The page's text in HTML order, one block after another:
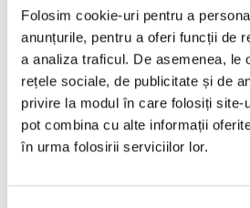
Folosim cookie-uri pentru a
anunțurile, pentru a oferi funcții de
a analiza traficul. De asemenea, le
rețele sociale, de publicitate și de
privire la modul în care folosiți site-
pot combina cu alte informații
în urma folosirii serviciilor lor.
Echipamentul a trecut cu succes
Naţională a României (Lista
bancnotelor utilizate de personal),
în Regulamentul BNR nr. 4/2013.
AI NEVOIE DE O SOLUTIE
CONTACTEAZA-